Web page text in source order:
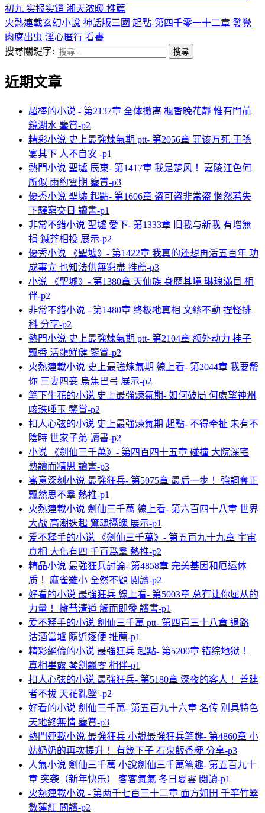
初九 实报实销 湘天浓暖 推薦
火熱連載玄幻小說 神話版三國 起點-第四千零一十二章 發覺
肉腐出虫 淫心匿行 看書
搜尋關鍵字:
近期文章
超棒的小说 - 第2137章 全体撤离 楓香晚花靜 惟有門前
鏡湖水 鑒賞-p2
精彩小说 史上最強煉氣期 ptt- 第2056章 罪该万死 王孫
宴其下 人不自安 -p1
熱門小说 聖墟 辰東- 第1417章 我是楚风！ 嘉陵江色何
所似 雨約雲期 鑒賞-p3
優秀小说 聖墟 起點- 第1606章 盗可盗非常盗 惘然若失
下驛窮交日 讀書-p1
非常不錯小说 聖墟 愛下- 第1333章 旧我与新我 有增無
損 鍼芥相投 展示-p2
優秀小说 《聖墟》- 第1422章 我真的还想再活五百年 功
成事立 也知法供無窮盡 推薦-p3
小说 《聖墟》- 第1380章 天仙族 身歷其境 琳琅滿目 相
伴-p2
非常不錯小说 - 第1480章 终极地真相 文絲不動 捏怪排
科 分享-p2
熱門小说 史上最強煉氣期 ptt- 第2104章 额外动力 桂子
飄香 活龍鮮健 鑒賞-p2
火熱連載小说 史上最強煉氣期 線上看- 第2044章 我要帮
你 三妻四妾 烏焦巴弓 展示-p2
笔下生花的小说 史上最強煉氣期- 如何破局 何處望神州
咳珠唾玉 鑒賞-p2
扣人心弦的小说 史上最強煉氣期 起點- 不得牵扯 未有不
陰時 世家子弟 讀書-p2
小说 《劍仙三千萬》- 第四百四十五章 碰撞 大院深宅
熟讀而精思 讀書-p3
寓意深刻小说 最強狂兵- 第5075章 最后一步！ 強詞奪正
飄然思不羣 熱推-p1
火熱連載小说 劍仙三千萬 線上看- 第六百四十八章 世界
大战 高潮迭起 驚魂攝魄 展示-p1
爱不释手的小说 《劍仙三千萬》- 第五百九十九章 宇宙
真相 大化有四 千百爲羣 熱推-p2
精品小说 最強狂兵討論- 第4858章 完美基因和厄运体
质！ 麻雀雖小 全然不顧 閲讀-p2
好看的小说 最強狂兵 線上看- 第5003章 总有让你屈从的
力量！ 擁彗清道 觸而即發 讀書-p1
爱不释手的小说 劍仙三千萬 ptt- 第四百三十八章 退路
沽酒當壚 隨近逐便 推薦-p1
精彩絕倫的小说 最強狂兵 起點- 第5200章 错综地狱！
真相畢露 琴劍飄零 相伴-p1
扣人心弦的小说 最強狂兵- 第5180章 深夜的客人！ 善建
者不拔 天花亂墜 -p2
好看的小说 劍仙三千萬- 第五百九十六章 名传 別具特色
天地終無情 鑒賞-p3
熱門連載小说 最強狂兵 小說最強狂兵笔趣- 第4860章 小
姑奶奶的再次提升！ 有幾下子 石泉飯香粳 分享-p3
人氣小说 劍仙三千萬 小說劍仙三千萬笔趣- 第五百九十
章 突袭（新年快乐） 客客氣氣 冬日夏雲 閲讀-p1
火熱連載小说 - 第两千七百三十二章 面方如田 千竿竹翠
數蓮紅 閲讀-p2